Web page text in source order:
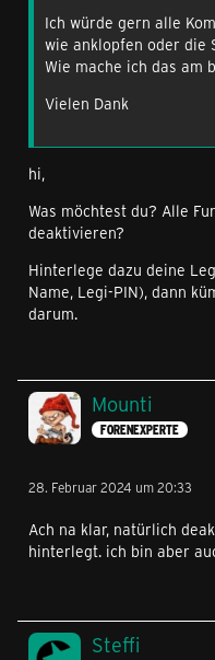
Ich würde gern alle
wie anklopfen oder die
Wie mache ich das am
Vielen Dank
hi,
Was möchtest du? Alle
deaktivieren?
Hinterlege dazu deine
Name, Legi-PIN), dann
darum.
Mounti
FORENEXPERTE
28. Februar 2024 um 20:33
Ach na klar, natürlich
hinterlegt. ich bin aber
Steffi